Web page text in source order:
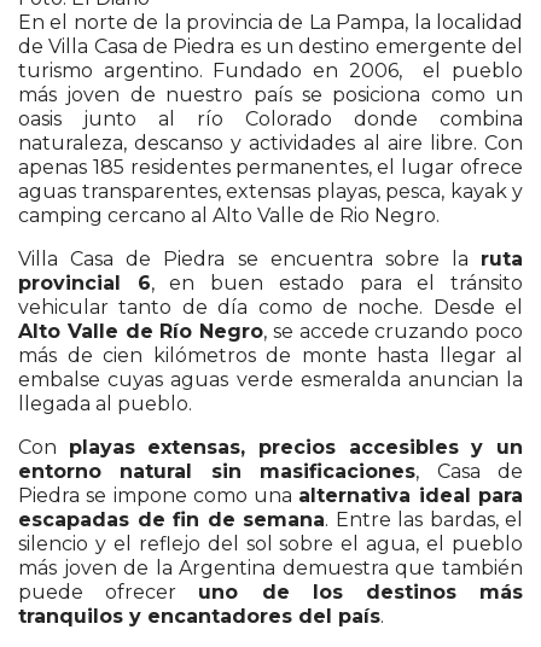
En el norte de la provincia de La Pampa, la localidad
de Villa Casa de Piedra es un destino emergente del
turismo argentino. Fundado en 2006, el pueblo
más joven de nuestro país se posiciona como un
oasis junto al río Colorado donde combina
naturaleza, descanso y actividades al aire libre. Con
apenas 185 residentes permanentes, el lugar ofrece
aguas transparentes, extensas playas, pesca, kayak y
camping cercano al Alto Valle de Rio Negro.
Villa Casa de Piedra se encuentra sobre la ruta
provincial 6, en buen estado para el tránsito
vehicular tanto de día como de noche. Desde el
Alto Valle de Río Negro, se accede cruzando poco
más de cien kilómetros de monte hasta llegar al
embalse cuyas aguas verde esmeralda anuncian la
llegada al pueblo.
Con playas extensas, precios accesibles y un
entorno natural sin masificaciones, Casa de
Piedra se impone como una alternativa ideal para
escapadas de fin de semana. Entre las bardas, el
silencio y el reflejo del sol sobre el agua, el pueblo
más joven de la Argentina demuestra que también
puede ofrecer uno de los destinos más
tranquilos y encantadores del país.